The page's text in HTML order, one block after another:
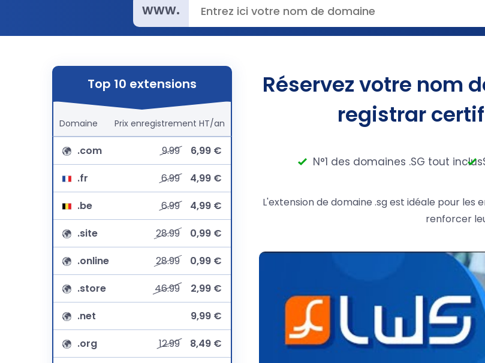
www.
Top 10 extensions
Domaine Prix enregistrement HT/an
.com 9.99
6,99 €
.fr
6.99
4,99 €
.be
6.99
4,99 €
.site
28.99
0,99 €
.online
28.99
0,99 €
.store
46.99
2,99 €
.net
9,99 €
.org
12.99
8,49 €
Réservez votre nom
registrar
N°1 des domaines .SG tout inclus
L'extension de domaine .sg est idéale pour
renforcer